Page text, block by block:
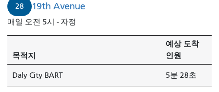
28 19th Avenue
매일 오전 5시 - 자정
목적지
예상 도착
인원
Daly City BART 5분 28초